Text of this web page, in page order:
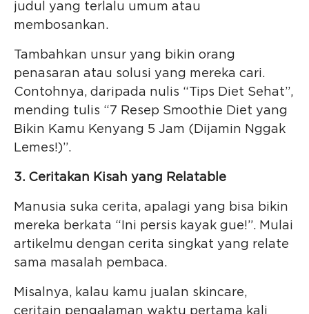
judul yang terlalu umum atau
membosankan.
Tambahkan unsur yang bikin orang
penasaran atau solusi yang mereka cari.
Contohnya, daripada nulis “Tips Diet Sehat”,
mending tulis “7 Resep Smoothie Diet yang
Bikin Kamu Kenyang 5 Jam (Dijamin Nggak
Lemes!)”.
3. Ceritakan Kisah yang Relatable
Manusia suka cerita, apalagi yang bisa bikin
mereka berkata “Ini persis kayak gue!”. Mulai
artikelmu dengan cerita singkat yang relate
sama masalah pembaca.
Misalnya, kalau kamu jualan skincare,
ceritain pengalaman waktu pertama kali